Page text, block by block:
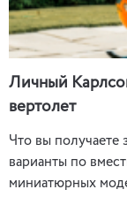
Личный
вертолет
Что вы получаете
варианты по
миниатюрных